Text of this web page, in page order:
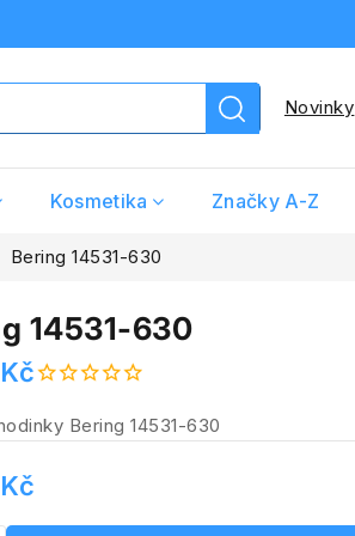
Novinky
Kosmetika Značky A-Z
Bering 14531-630
14531-630
Bering 14531-630